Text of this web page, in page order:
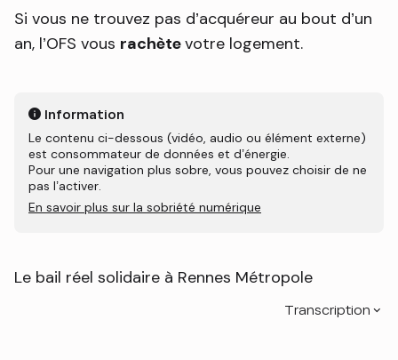
Si vous ne trouvez pas d’acquéreur au bout d’un
an, l’OFS vous rachètevotre logement.
Information
Le contenu ci-dessous (vidéo, audio ou élément externe)
est consommateur de données et d’énergie.
Pour une navigation plus sobre, vous pouvez choisir de ne
pas l’activer.
En savoir plus sur la sobriété numérique
Le bail réel solidaire à Rennes Métropole
Transcription